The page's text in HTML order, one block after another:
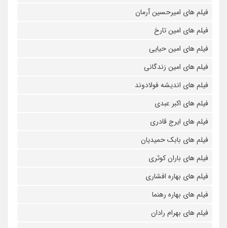
فیلم های امیرحسین آرمان
فیلم های امین تارخ
فیلم های امین حیایی
فیلم های امین زندگانی
فیلم های اندیشه فولادوند
فیلم های اکبر عبدی
فیلم های ایرج قادری
فیلم های بابک حمیدیان
فیلم های باران کوثری
فیلم های بهاره افشاری
فیلم های بهاره رهنما
فیلم های بهرام رادان